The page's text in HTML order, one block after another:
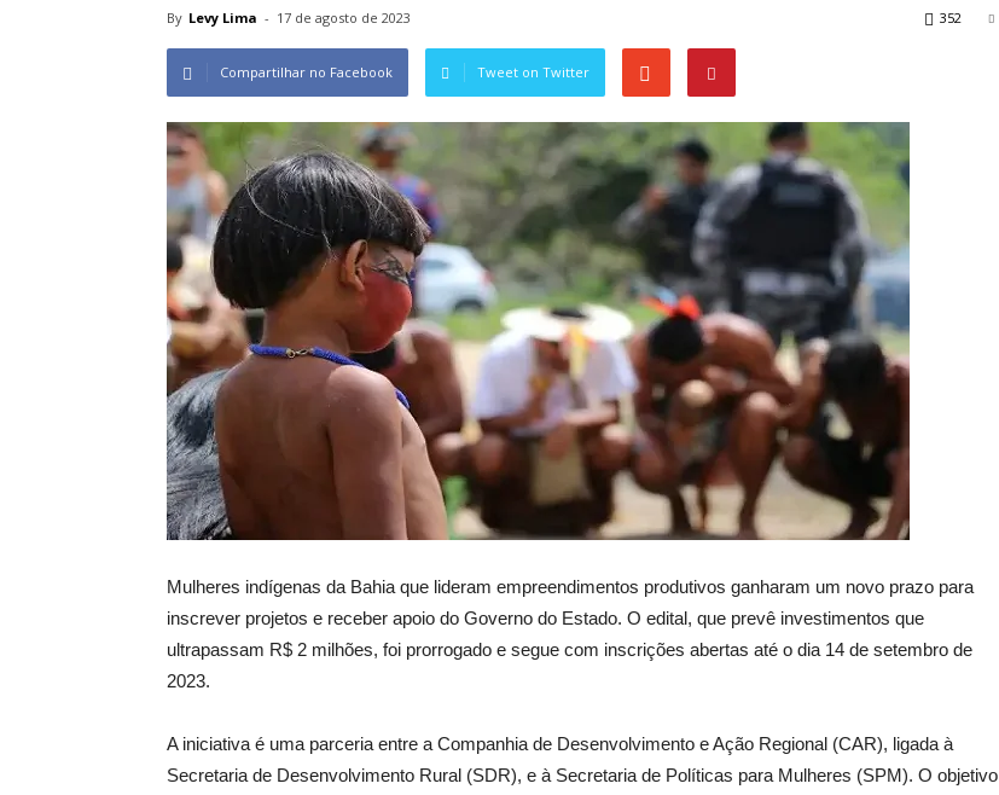
By Levy Lima - 17 de agosto de 2023 352
Compartilhar no Facebook Tweet on Twitter
Mulheres indígenas da Bahia que lideram empreendimentos produtivos ganharam um novo prazo para
inscrever projetos e receber apoio do Governo do Estado. O edital, que prevê investimentos que
ultrapassam R$ 2 milhões, foi prorrogado e segue com inscrições abertas até o dia 14 de setembro de
2023.
A iniciativa é uma parceria entre a Companhia de Desenvolvimento e Ação Regional (CAR), ligada à
Secretaria de Desenvolvimento Rural (SDR), e à Secretaria de Políticas para Mulheres (SPM). O objetivo